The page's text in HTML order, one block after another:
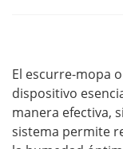
El escurre-mopa
dispositivo
manera efectiva,
sistema permite